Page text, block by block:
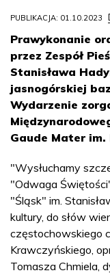
PUBLIKACJA: 01.10.2023
Prawykonanie
przez Zespół
Stanisława
jasnogórskiej
Wydarzenie
Gaude Mater
"Wysłuchamy
"Odwaga
"Śląsk" im.
kultury, do słów
częstochowskiego
Krawczyńskiego,
Tomasza Chmiela,